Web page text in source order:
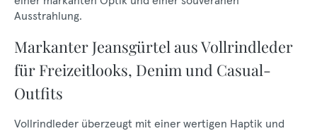
Ausstrahlung.
Markanter Jeansgürtel aus Vollrindleder
für Freizeitlooks, Denim und Casual-
Outfits
Vollrindleder überzeugt mit einer wertigen Haptik und